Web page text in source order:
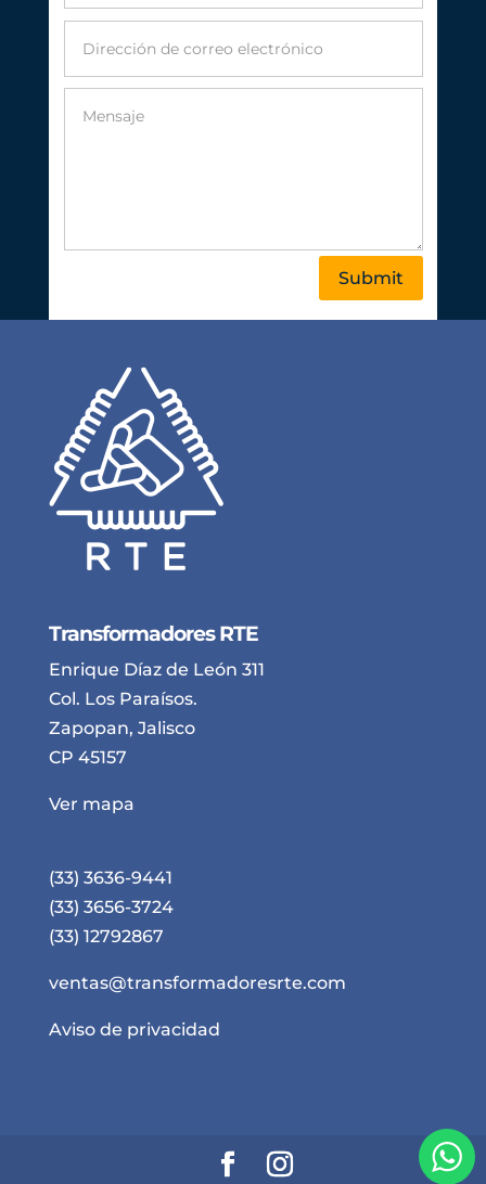
Submit
Transformadores RTE
Enrique Díaz de León 311
Col. Los Paraísos.
Zapopan, Jalisco
CP 45157
Ver mapa
(33) 3636-9441
(33) 3656-3724
(33) 12792867
ventas@transformadoresrte.com
Aviso de privacidad